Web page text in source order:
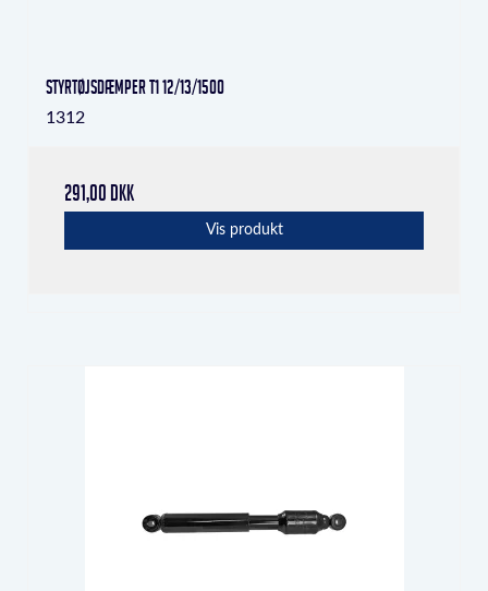
Styrtøjsdæmper T1 12/13/1500
1312
291,00 DKK
Vis produkt